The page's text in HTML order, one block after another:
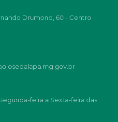
Drumond, 60 - Centro
feira a Sexta-feira das